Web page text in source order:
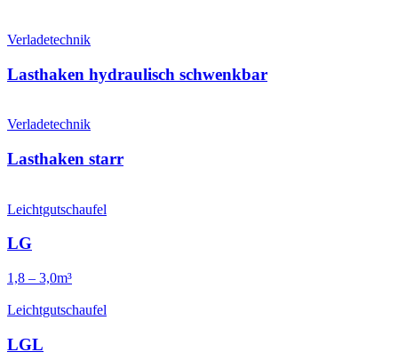
Verladetechnik
Lasthaken hydraulisch schwenkbar
Verladetechnik
Lasthaken starr
Leichtgutschaufel
LG
1,8 – 3,0m³
Leichtgutschaufel
LGL